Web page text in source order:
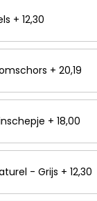
+ 12,30
+ 20,19
+ 18,00
- Grijs + 12,30